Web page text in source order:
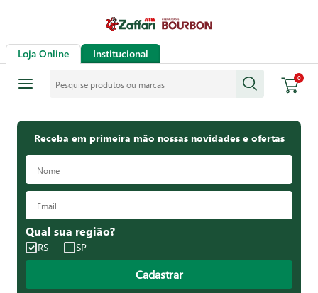
Loja Online Institucional
0
Receba em primeira mão nossas novidades e ofertas
Qual sua região?
RS SP
Cadastrar